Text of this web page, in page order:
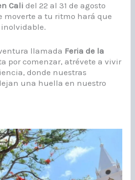
Cali del 22 al 31 de agosto
moverte a tu ritmo hará que
llamada Feria de la
por comenzar, atrévete a vivir
donde nuestras
una huella en nuestro